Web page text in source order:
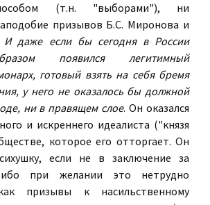
(т.н. "выборами"), ни
призывов Б.С. Миронова и
И даже если бы сегодня в России
появился легитимный
готовый взять на себя бремя
у него не оказалось бы должной
ни в правящем слое. Он оказался
и искреннего идеалиста ("князя
которое его отторгает. Он
если не в заключение за
ибо при желании это нетрудно
призывы к насильственному